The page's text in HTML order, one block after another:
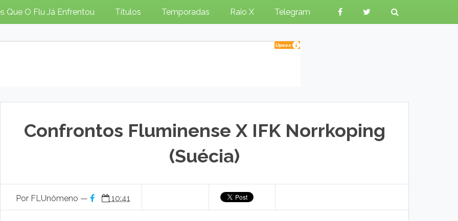
Que O Flu Já Enfrentou Títulos Temporadas Raio X Telegram
Confrontos Fluminense X IFK Norrkoping
(Suécia)
Por FLUnômeno — 10:41